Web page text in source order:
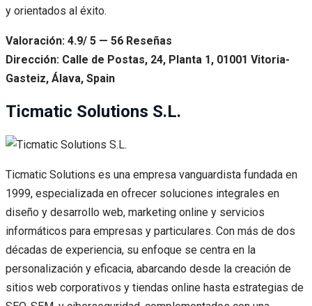
y orientados al éxito.
Valoración: 4.9/ 5 — 56 Reseñas
Dirección: Calle de Postas, 24, Planta 1, 01001 Vitoria-
Gasteiz, Álava, Spain
Ticmatic Solutions S.L.
Ticmatic Solutions es una empresa vanguardista fundada en
1999, especializada en ofrecer soluciones integrales en
diseño y desarrollo web, marketing online y servicios
informáticos para empresas y particulares. Con más de dos
décadas de experiencia, su enfoque se centra en la
personalización y eficacia, abarcando desde la creación de
sitios web corporativos y tiendas online hasta estrategias de